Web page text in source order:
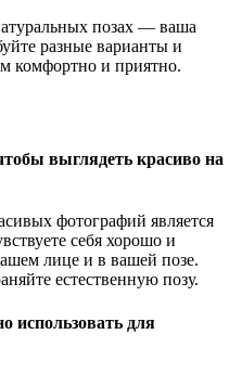
позах — ваша
разные варианты и
комфортно и приятно.
выглядеть красиво на
фотографий является
себя хорошо и
лице и в вашей позе.
естественную позу.
для